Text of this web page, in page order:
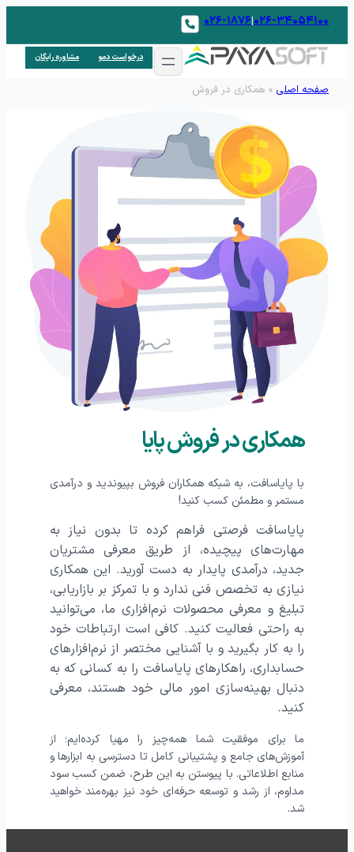
۰۲۶-۳۴۰۵۴۱۰۰۰۲۶-۱۸۷۶
درخواست دمو مشاوره رایگان
صفحه اصلی » همکاری در فروش
همکاری در فروش پایا
با پایاسافت، به شبکه همکاران فروش بپیوندید و درآمدی
مستمر و مطمئن کسب کنید!
پایاسافت فرصتی فراهم کرده تا بدون نیاز به
مهارت‌های پیچیده، از طریق معرفی مشتریان
جدید، درآمدی پایدار به دست آورید. این همکاری
نیازی به تخصص فنی ندارد و با تمرکز بر بازاریابی،
تبلیغ و معرفی محصولات نرم‌افزاری ما، می‌توانید
به راحتی فعالیت کنید. کافی است ارتباطات خود
را به کار بگیرید و با آشنایی مختصر از نرم‌افزارهای
حسابداری، راهکارهای پایاسافت را به کسانی که به
دنبال بهینه‌سازی امور مالی خود هستند، معرفی
کنید.
ما برای موفقیت شما همه‌چیز را مهیا کرده‌ایم؛ از
آموزش‌های جامع و پشتیبانی کامل تا دسترسی به ابزارها و
منابع اطلاعاتی. با پیوستن به این طرح، ضمن کسب سود
مداوم، از رشد و توسعه حرفه‌ای خود نیز بهره‌مند خواهید
شد.